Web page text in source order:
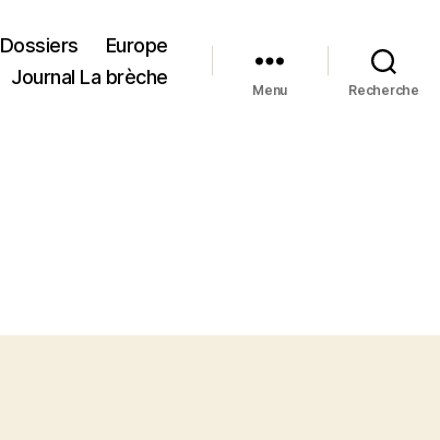
Dossiers
Europe
Journal La brèche
Menu Recherche